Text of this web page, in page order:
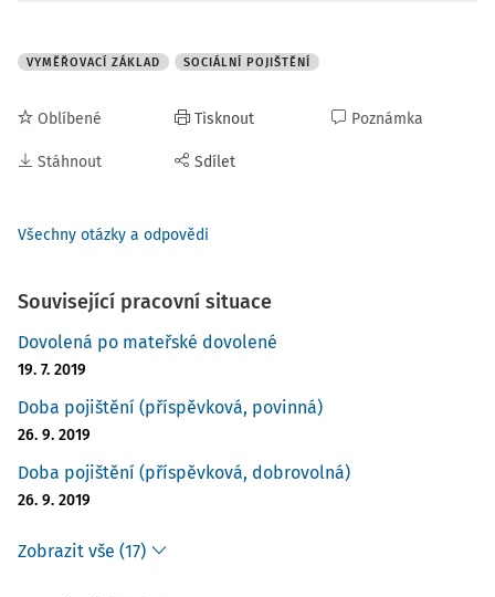
VYMĚŘOVACÍ ZÁKLAD SOCIÁLNÍ POJIŠTĚNÍ
Oblíbené
Stáhnout
Tisknout
Sdílet
Poznámka
Všechny otázky a odpovědi
Související pracovní situace
Dovolená po mateřské dovolené
19. 7. 2019
Doba pojištění (příspěvková, povinná)
26. 9. 2019
Doba pojištění (příspěvková, dobrovolná)
26. 9. 2019
Zobrazit vše (17)